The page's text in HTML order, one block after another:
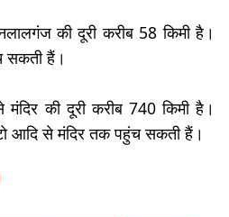
की दूरी करीब 58 किमी है।
सकती हैं।
की दूरी करीब 740 किमी है।
आदि से मंदिर तक पहुंच सकती हैं।